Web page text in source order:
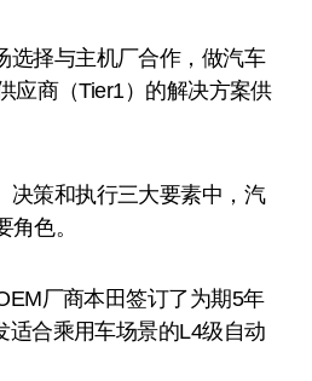
选择与主机厂合作，做汽车
应商（Tier1）的解决方案供
决策和执行三大要素中，汽
色。
厂商本田签订了为期5年
适合乘用车场景的L4级自动